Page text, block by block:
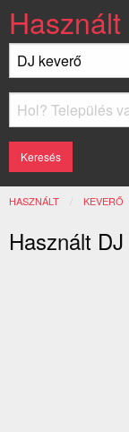
Használt
HASZNÁLT KEVERŐ
Használt